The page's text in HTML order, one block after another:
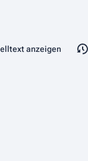
anzeigen